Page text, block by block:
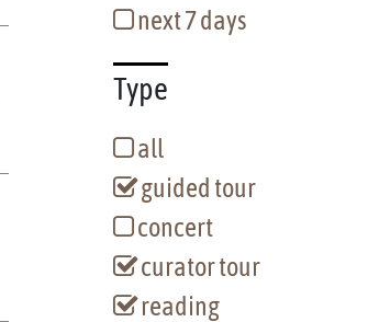
next 7 days
Type
all
guided tour
concert
curator tour
reading